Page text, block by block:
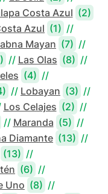
Costa Azul (2)
Azul (1) //
Mayan (7) //
// Las Olas (8) //
(4) //
// Lobayan (3) //
Los Celajes (2) //
// Maranda (5) //
Diamante (13) //
(13) //
(6) //
Uno (8) //